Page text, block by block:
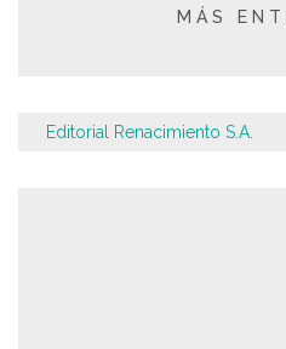
MÁS
Editorial Renacimiento S.A.